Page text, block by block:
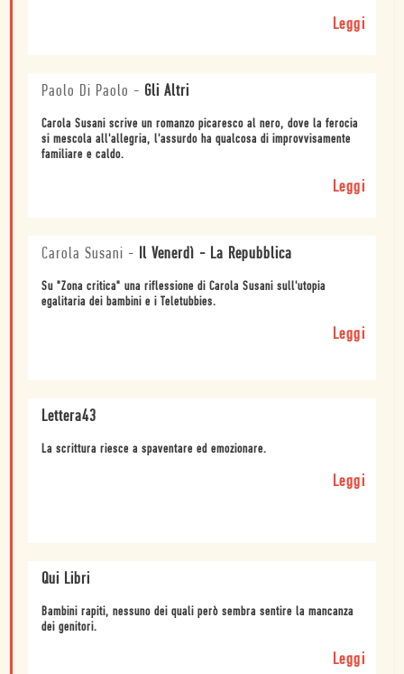
Leggi
Paolo Di Paolo - Gli Altri
Carola Susani scrive un romanzo picaresco al nero, dove la ferocia
si mescola all'allegria, l'assurdo ha qualcosa di improvvisamente
familiare e caldo.
Leggi
Carola Susani - Il Venerdì - La Repubblica
Su "Zona critica" una riflessione di Carola Susani sull'utopia
egalitaria dei bambini e i Teletubbies.
Leggi
Lettera43
La scrittura riesce a spaventare ed emozionare.
Leggi
Qui Libri
Bambini rapiti, nessuno dei quali però sembra sentire la mancanza
dei genitori.
Leggi